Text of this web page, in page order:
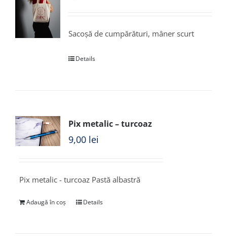
Sacoșă de cumpărături, mâner scurt
Details
Pix metalic – turcoaz
9,00 lei
Pix metalic - turcoaz Pastă albastră
Adaugă în coș Details